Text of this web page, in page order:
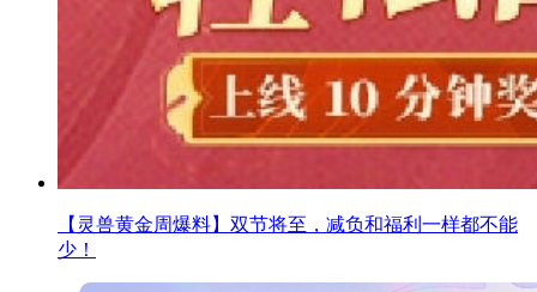
【灵兽黄金周爆料】双节将至，减负和福利一样都不能
少！